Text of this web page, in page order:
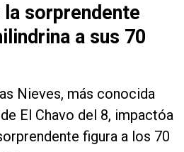
la sorprendente
a sus 70
Nieves, más conocida
El Chavo del 8, impactóa
figura a los 70